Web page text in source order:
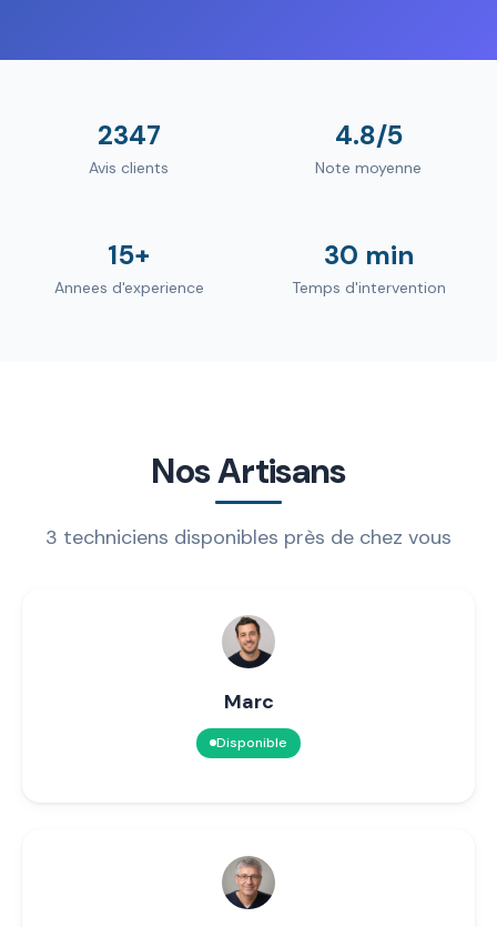
2347
Avis clients
4.8/5
Note moyenne
15+
Annees d'experience
30 min
Temps d'intervention
Nos Artisans
3 techniciens disponibles près de chez vous
Marc
Disponible